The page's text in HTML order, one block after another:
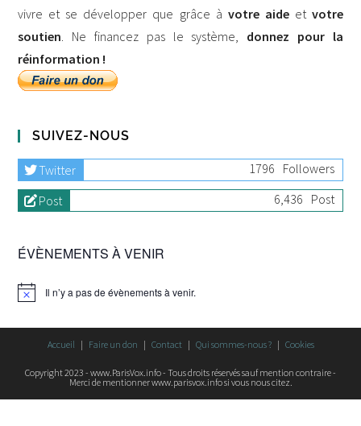
vivre et se développer que grâce à votre aideet votre
soutien. Ne financez pas le système, donnez pour la
réinformation !
SUIVEZ-NOUS
Twitter 1796 Followers
Post
6,436 Post
ÉVÈNEMENTS À VENIR
Il n’y a pas de évènements à venir.
Accueil Faire un don Contact Qui sommes-nous ? Cookies
Copyright 2023 - www.ParisVox.info - Tous droits réservés sauf mention contraire -
Merci de mentionner www.parisvox.info si vous nous citez.